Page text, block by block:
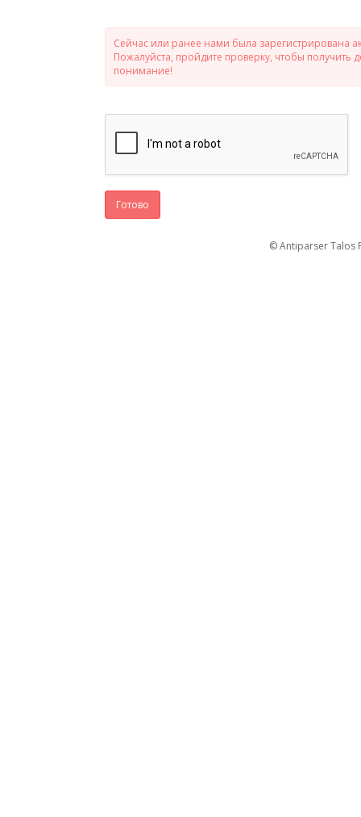
Сейчас или ранее нами была зарегистрирована
Пожалуйста, пройдите проверку, чтобы
понимание!
Готово
© Antiparser Talos